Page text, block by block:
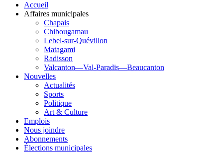
Accueil
Affaires municipales
Chapais
Chibougamau
Lebel-sur-Quévillon
Matagami
Radisson
Valcanton—Val-Paradis—Beaucanton
Nouvelles
Actualités
Sports
Politique
Art & Culture
Emplois
Nous joindre
Abonnements
Élections municipales